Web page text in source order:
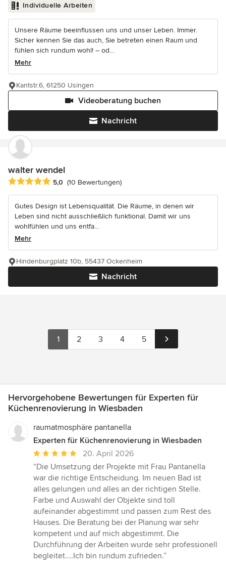
Individuelle Arbeiten
Unsere Räume beeinflussen uns und unser Leben. Immer.
Sicher kennen Sie das auch, Sie betreten einen Raum und
fühlen sich rundum wohl! – od...
Mehr
Nachricht
Videoberatung buchen
Kantstr.6, 61250 Usingen
walter wendel
Durchschnittliche Bewertung: 5 von 5 Sternen
5,0 (10 Bewertungen)
Gutes Design ist Lebensqualität. Die Räume, in denen wir
Leben sind nicht ausschließlich funktional. Damit wir uns
wohlfühlen und uns entfa...
Mehr
Nachricht
Hindenburgplatz 10b, 55437 Ockenheim
1 2 3 4 5
Hervorgehobene Bewertungen für Experten für
Küchenrenovierung in Wiesbaden
raumatmosphäre pantanella
Experten für Küchenrenovierung in Wiesbaden
Durchschnittliche
Bewertung:
5
von
5
Sternen
20. April 2026
“Die Umsetzung der Projekte mit Frau Pantanella
war die richtige Entscheidung. Im neuen Bad ist
alles gelungen und alles an der richtigen Stelle.
Farbe und Auswahl der Objekte sind toll
aufeinander abgestimmt und passen zum Rest des
Hauses. Die Beratung bei der Planung war sehr
kompetent und auf mich abgestimmt. Die
Durchführung der Arbeiten wurde sehr professionell
begleitet....Ich bin rundum zufrieden.”